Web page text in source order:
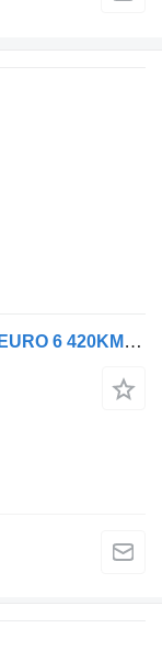
Volvo KOMPLETNY SILNIK FH D13K EURO 6 420KM 460KM 500KM 540KM CO D13K.TERTALIPFJ motor voor Volvo FH EURO 6 trekker